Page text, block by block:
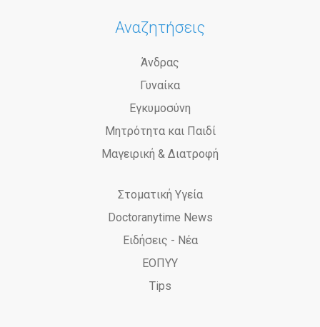
Αναζητήσεις
Άνδρας
Γυναίκα
Εγκυμοσύνη
Μητρότητα και Παιδί
Μαγειρική & Διατροφή
Στοματική Υγεία
Doctoranytime News
Ειδήσεις - Νέα
ΕΟΠΥΥ
Tips